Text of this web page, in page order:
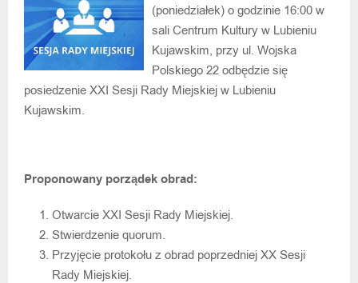
(poniedziałek) o godzinie 16:00 w
sali Centrum Kultury w Lubieniu
Kujawskim, przy ul. Wojska
Polskiego 22 odbędzie się
posiedzenie XXI Sesji Rady Miejskiej w Lubieniu
Kujawskim.
Proponowany porządek obrad:
Otwarcie XXI Sesji Rady Miejskiej.
Stwierdzenie quorum.
Przyjęcie protokołu z obrad poprzedniej XX Sesji
Rady Miejskiej.